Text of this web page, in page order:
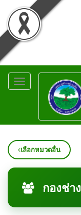
Toggle
navigation
เลือกหมวดอื่น
กองช่าง